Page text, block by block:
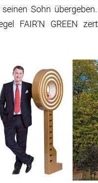
Sohn
FAIR’N GREEN